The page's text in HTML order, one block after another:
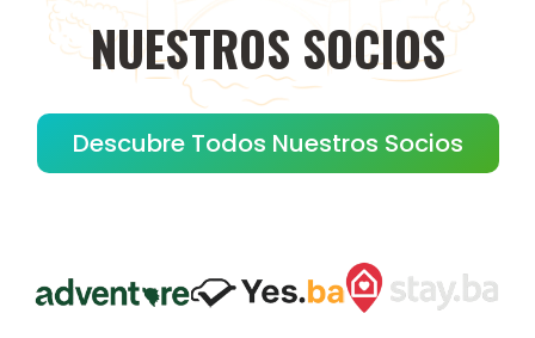
NUESTROS SOCIOS
Descubre Todos Nuestros Socios